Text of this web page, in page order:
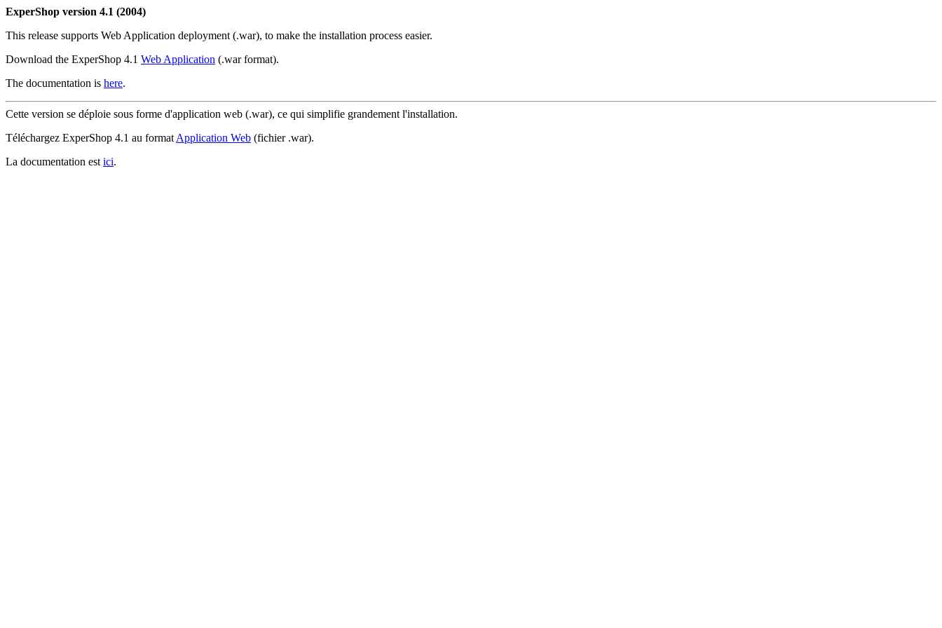
ExperShop version 4.1 (2004)
This release supports Web Application deployment (.war), to make the installation process easier.
Download the ExperShop 4.1 Web Application (.war format).
The documentation is here.
Cette version se déploie sous forme d'application web (.war), ce qui simplifie grandement l'installation.
Téléchargez ExperShop 4.1 au format Application Web (fichier .war).
La documentation est ici.